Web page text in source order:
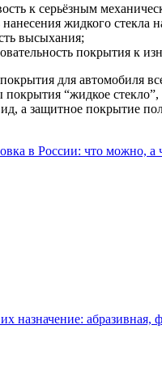
к серьёзным
жидкого стекла
высыхания;
покрытия к
для автомобиля
“жидкое
а защитное покрытие
в России: что можно, а
назначение: абразивная,